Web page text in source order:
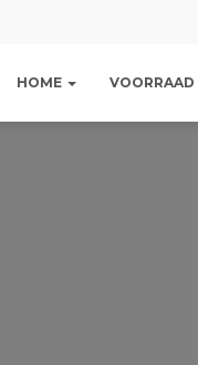
HOME VOORRAAD